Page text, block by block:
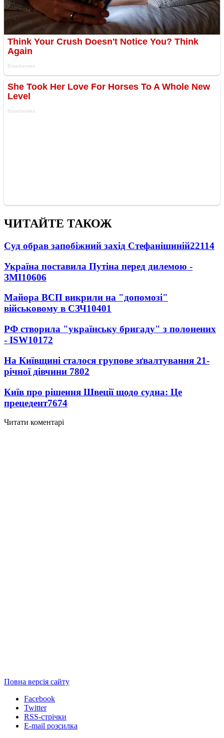
ЧИТАЙТЕ ТАКОЖ
Суд обрав запобіжний захід Стефанішиній22114
Україна поставила Путіна перед дилемою -
ЗМІ10606
Майора ВСП викрили на "допомозі"
військовому в СЗЧ10401
РФ створила "українську бригаду" з полонених
- ISW10172
На Київщині сталося групове зґвалтування 21-
річної дівчини 7802
Київ про рішення Швеції щодо судна: Це
прецедент7674
Читати коментарі
Повна версія сайту
Facebook
Twitter
RSS-стрічки
E-mail розсилка